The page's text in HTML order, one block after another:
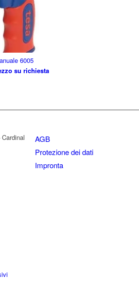
6005
su richiesta
AGB
Protezione dei dati
Impronta